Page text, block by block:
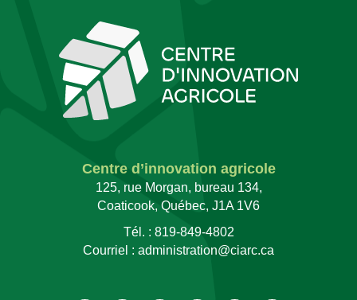
Centre d’innovation agricole
125, rue Morgan, bureau 134,
Coaticook, Québec, J1A 1V6
Tél. : 819-849-4802
Courriel : administration@ciarc.ca